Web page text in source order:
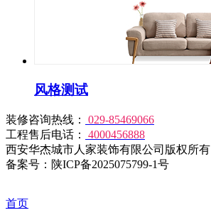
风格测试
装修咨询热线：
029-85469066
工程售后电话：
4000456888
西安华杰城市人家装饰有限公司版权所有
备案号：陕ICP备2025075799-1号
首页